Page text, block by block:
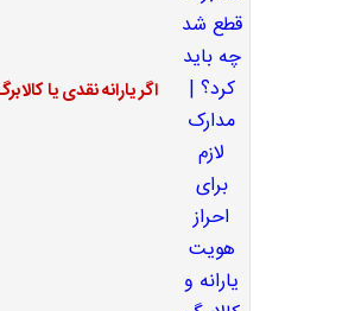
اگر یارانه نقدی یا